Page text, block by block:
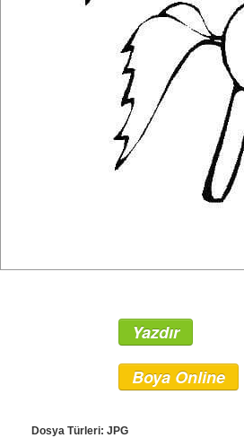
Yazdır
Boya Online
Dosya Türleri: JPG